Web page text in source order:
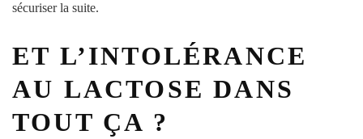
sécuriser la suite.
ET L’INTOLÉRANCE
AU LACTOSE DANS
TOUT ÇA ?